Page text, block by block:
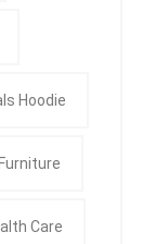
Hoodie
Furniture
Care